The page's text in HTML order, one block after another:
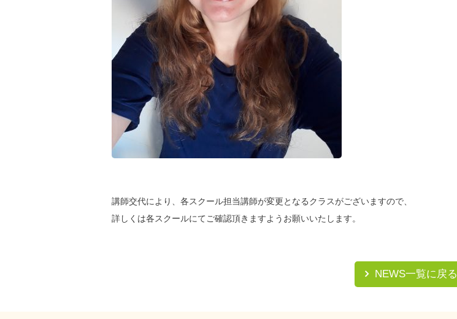
講師交代により、各スクール担当講師が変更となるクラスがございますので、
詳しくは各スクールにてご確認頂きますようお願いいたします。
NEWS一覧に戻る